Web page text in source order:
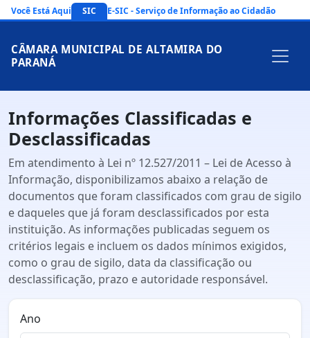
Você Está Aqui SIC E-SIC - Serviço de Informação ao Cidadão
CÂMARA MUNICIPAL DE ALTAMIRA DO
PARANÁ
Informações Classificadas e
Desclassificadas
Em atendimento à Lei nº 12.527/2011 – Lei de Acesso à
Informação, disponibilizamos abaixo a relação de
documentos que foram classificados com grau de sigilo
e daqueles que já foram desclassificados por esta
instituição. As informações publicadas seguem os
critérios legais e incluem os dados mínimos exigidos,
como o grau de sigilo, data da classificação ou
desclassificação, prazo e autoridade responsável.
Ano